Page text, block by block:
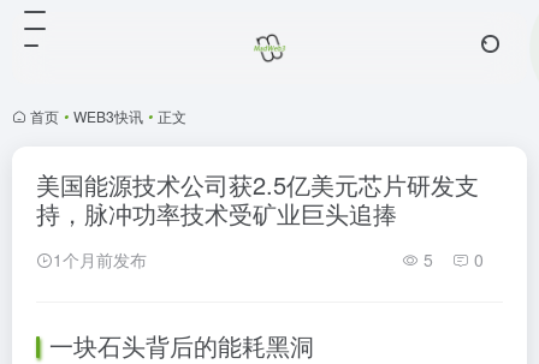
首页 • WEB3快讯 • 正文
美国能源技术公司获2.5亿美元芯片研发支
持，脉冲功率技术受矿业巨头追捧
1个月前发布 5 0
一块石头背后的能耗黑洞